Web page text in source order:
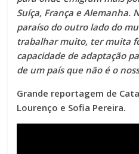
Suíça, França e Alemanha.
paraíso do outro lado do
trabalhar muito, ter muita
capacidade de adaptação
de um país que não é o
Grande reportagem de
Lourenço e Sofia Pereira.